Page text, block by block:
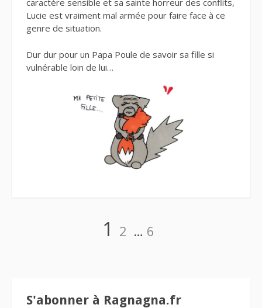
caractère sensible et sa sainte horreur des conflits,
Lucie est vraiment mal armée pour faire face à ce
genre de situation.
Dur dur pour un Papa Poule de savoir sa fille si
vulnérable loin de lui…
Page
1 Page
2 … Page
6
S'abonner à Ragnagna.fr